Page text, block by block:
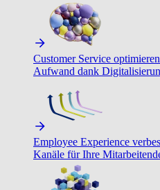
Customer Service optimieren
Aufwand dank
Employee Experience
Kanäle für Ihre